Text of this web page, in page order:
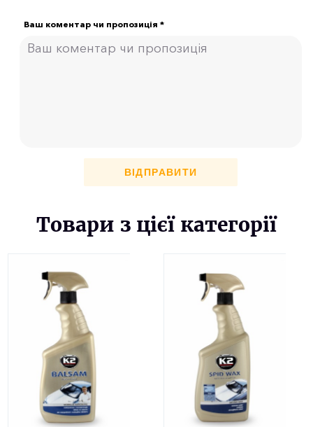
Ваш коментар чи пропозиція *
ВІДПРАВИТИ
Товари з цієї категорії